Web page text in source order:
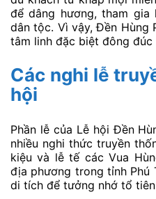
để dâng hương, tham
dân tộc. Vì vậy, Đền Hùng
tâm linh đặc biệt đông
Các nghi lễ
hội
Phần lễ của Lễ hội Đền
nhiều nghi thức truyền
kiệu và lễ tế các Vua
địa phương trong tỉnh Phú
di tích để tưởng nhớ tổ